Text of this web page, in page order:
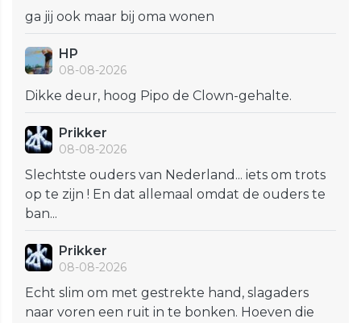
ga jij ook maar bij oma wonen
HP
08-08-2026
Dikke deur, hoog Pipo de Clown-gehalte.
Prikker
08-08-2026
Slechtste ouders van Nederland... iets om trots
op te zijn ! En dat allemaal omdat de ouders te
ban...
Prikker
08-08-2026
Echt slim om met gestrekte hand, slagaders
naar voren een ruit in te bonken. Hoeven die